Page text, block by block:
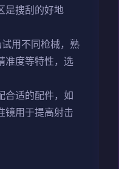
是搜刮的好地
试用不同枪械，熟
准度等特性，选
合适的配件，如
镜用于提高射击